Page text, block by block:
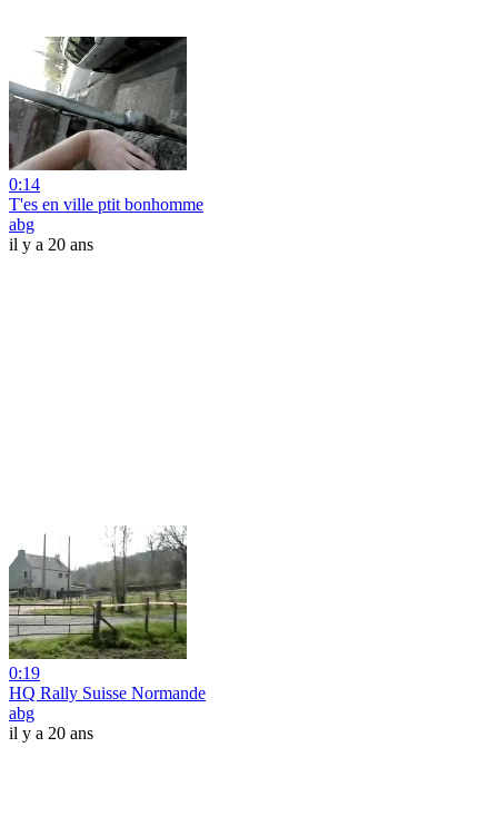
0:14
T'es en ville ptit bonhomme
abg
il y a 20 ans
0:19
HQ Rally Suisse Normande
abg
il y a 20 ans